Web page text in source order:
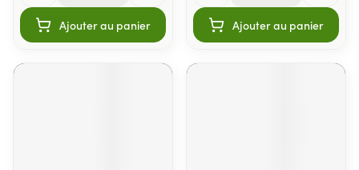
Ajouter au panier Ajouter au panier